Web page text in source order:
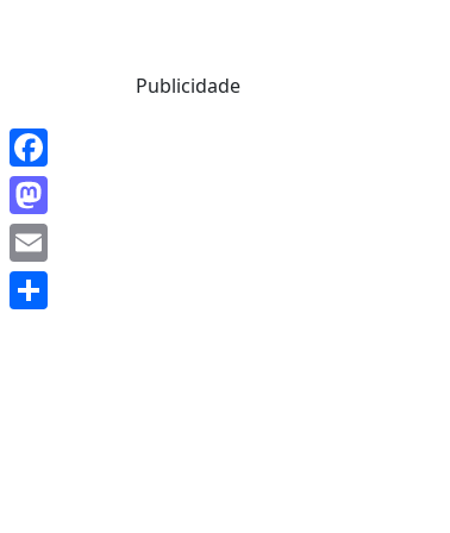
Publicidade
Facebook
Mastodon
Email